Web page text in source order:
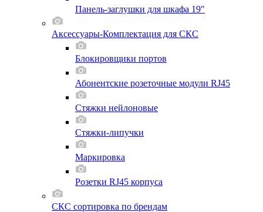
Панель-заглушки для шкафа 19"
Аксессуары-Комплектация для СКС
Блокировщики портов
Абонентские розеточные модули RJ45
Стяжки нейлоновые
Стяжки-липучки
Маркировка
Розетки RJ45 корпуса
СКС сортировка по брендам